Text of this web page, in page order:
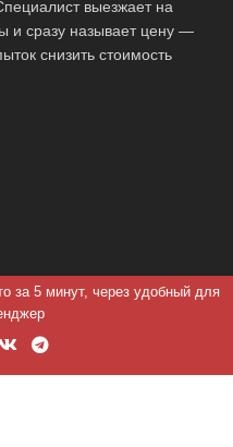
выезжает на
и сразу называет цену —
снизить стоимость
за 5 минут, через удобный для